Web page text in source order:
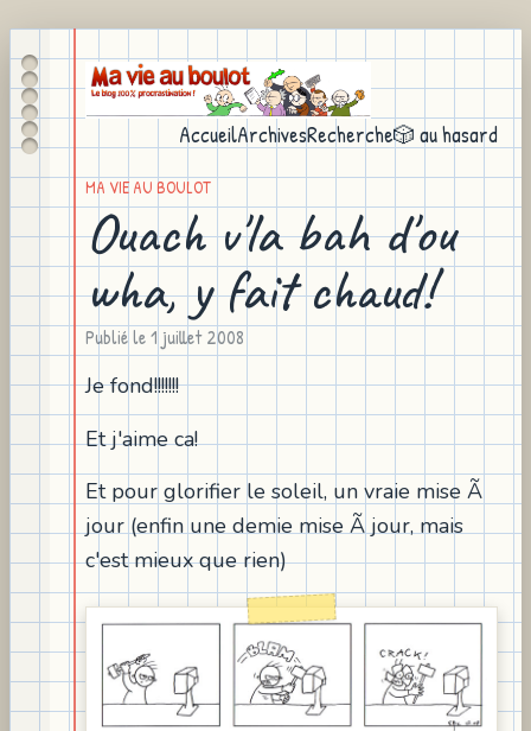
AccueilArchivesRecherche🎲 au hasard
MA VIE AU BOULOT
Ouach v'la bah d'ou
wha, y fait chaud!
Publié le1 juillet 2008
Je fond!!!!!!!
Et j'aime ca!
Et pour glorifier le soleil, un vraie mise Ã
jour (enfin une demie mise Ã jour, mais
c'est mieux que rien)